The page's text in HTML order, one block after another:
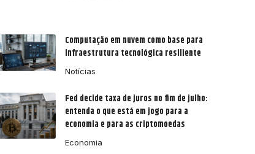
Computação em nuvem como base para
infraestrutura tecnológica resiliente
Notícias
Fed decide taxa de juros no fim de julho:
entenda o que está em jogo para a
economia e para as criptomoedas
Economia